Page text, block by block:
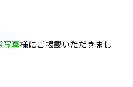
写真様にご掲載いただきまし